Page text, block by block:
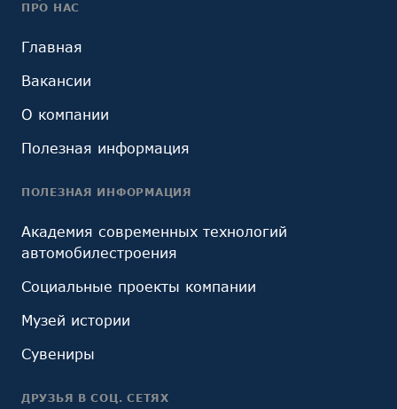
ПРО НАС
Главная
Вакансии
О компании
Полезная информация
ПОЛЕЗНАЯ ИНФОРМАЦИЯ
Академия современных технологий
автомобилестроения
Социальные проекты компании
Музей истории
Сувениры
ДРУЗЬЯ В СОЦ. СЕТЯХ